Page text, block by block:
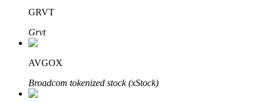
Aprenda como ganhar renda passiva
Bitrue
GRVT
Grvt
AVGOX
Broadcom tokenized stock (xStock)